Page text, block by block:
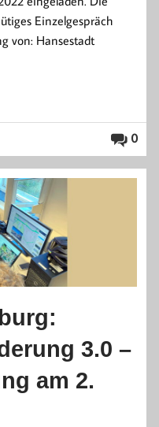
Einzelgespräch
von: Hansestadt
0
3.0 –
am 2.